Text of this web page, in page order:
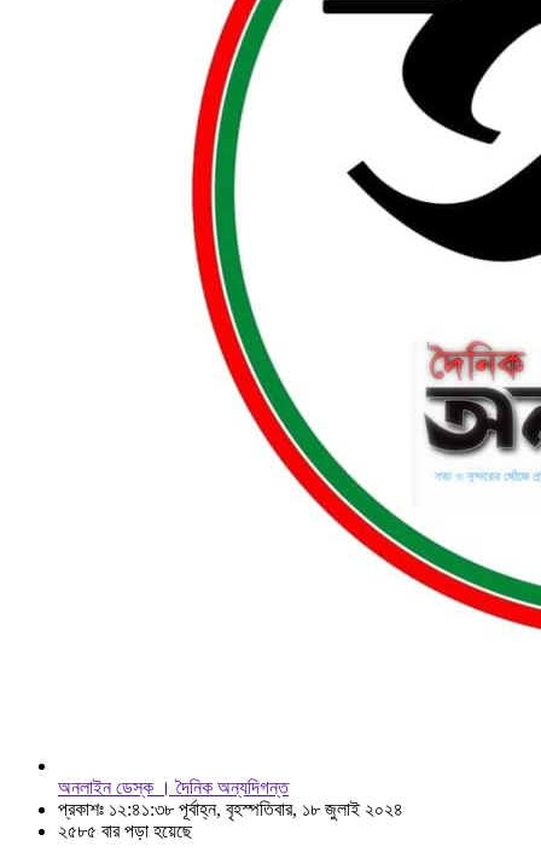
অনলাইন ডেস্ক । দৈনিক অন্যদিগন্ত
প্রকাশঃ ১২:৪১:৩৮ পূর্বাহ্ন, বৃহস্পতিবার, ১৮ জুলাই ২০২৪
২৫৮৫ বার পড়া হয়েছে